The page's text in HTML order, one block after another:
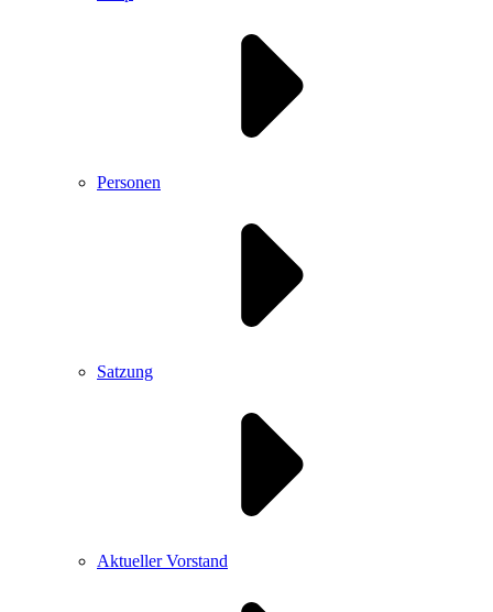
Personen
Satzung
Aktueller Vorstand